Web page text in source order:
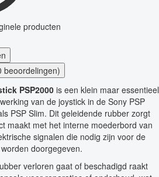
producten
beoordelingen)
PSP2000 is een klein maar essentieel
van de joystick in de Sony PSP
PSP Slim. Dit geleidende rubber zorgt
maakt met het interne moederbord van
signalen die nodig zijn voor de
doorgegeven.
verloren gaat of beschadigd raakt